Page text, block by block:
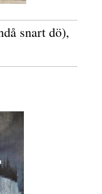
snart dö),